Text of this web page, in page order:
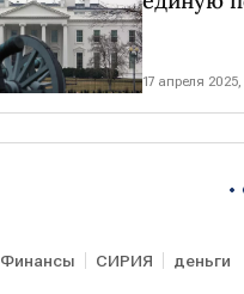
17 апреля
Финансы СИРИЯ деньги